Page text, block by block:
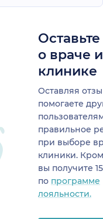
о враче
клинике
Оставляя
помогаете
правильное
при выборе
клиники.
вы получите
по программе
лояльности.